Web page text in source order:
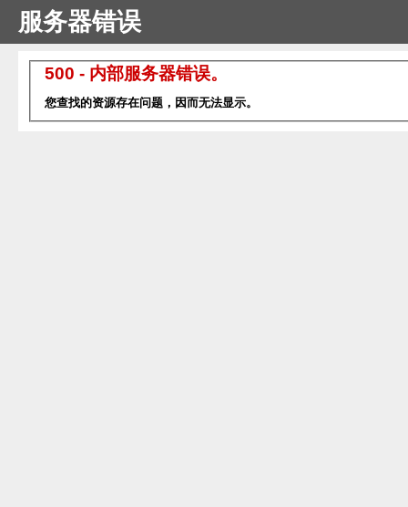
服务器错误
500 - 内部服务器错误。
您查找的资源存在问题，因而无法显示。